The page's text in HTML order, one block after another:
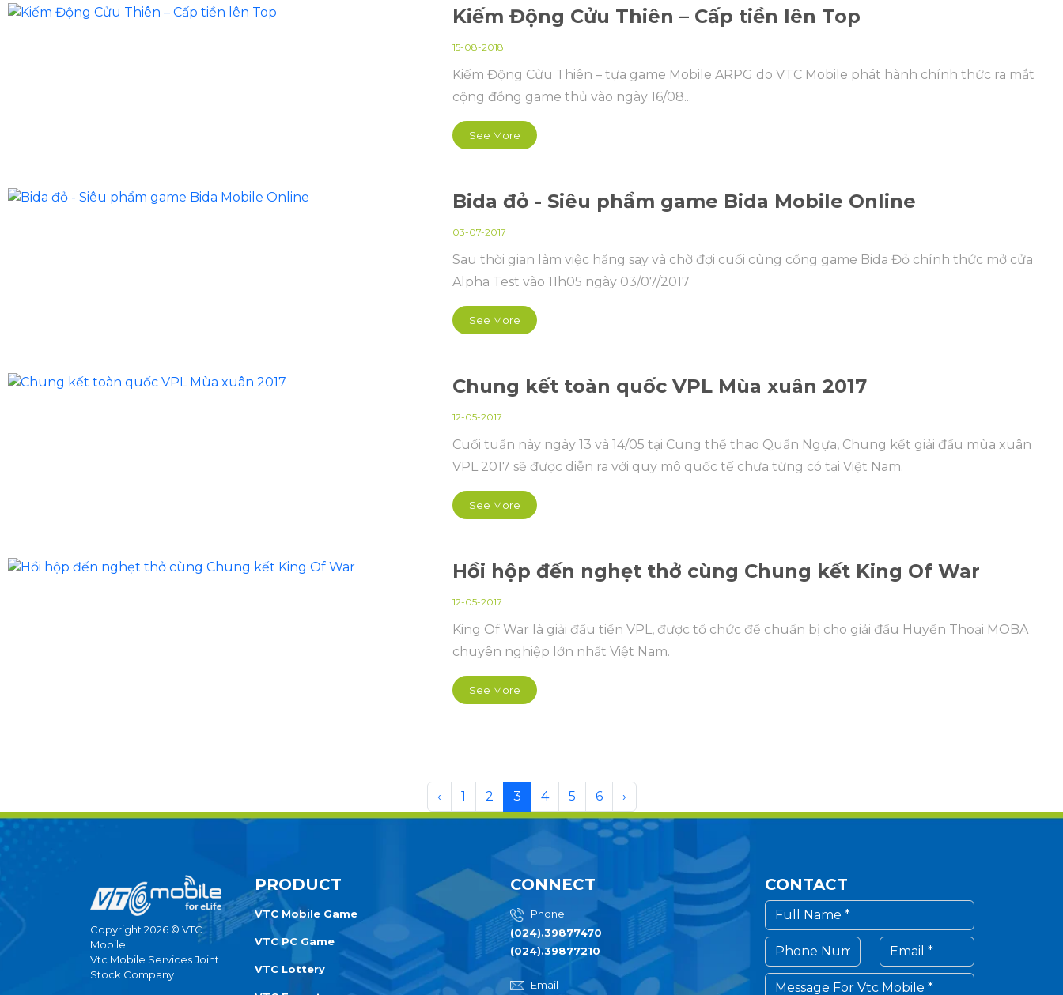
Kiếm Động Cửu Thiên – Cấp tiền lên Top
15-08-2018
Kiếm Động Cửu Thiên – tựa game Mobile ARPG do VTC Mobile phát hành chính thức ra mắt
cộng đồng game thủ vào ngày 16/08...
See More
Bida đỏ - Siêu phẩm game Bida Mobile Online
03-07-2017
Sau thời gian làm việc hăng say và chờ đợi cuối cùng cổng game Bida Đỏ chính thức mở cửa
Alpha Test vào 11h05 ngày 03/07/2017
See More
Chung kết toàn quốc VPL Mùa xuân 2017
12-05-2017
Cuối tuần này ngày 13 và 14/05 tại Cung thể thao Quần Ngựa, Chung kết giải đấu mùa xuân
VPL 2017 sẽ được diễn ra với quy mô quốc tế chưa từng có tại Việt Nam.
See More
Hồi hộp đến nghẹt thở cùng Chung kết King Of War
12-05-2017
King Of War là giải đấu tiền VPL, được tổ chức để chuẩn bị cho giải đấu Huyền Thoại MOBA
chuyên nghiệp lớn nhất Việt Nam.
See More
‹ 1 2 3 4 5 6 ›
Copyright 2026 © VTC
Mobile.
Vtc Mobile Services Joint
Stock Company
PRODUCT
VTC Mobile Game
VTC PC Game
VTC Lottery
CONNECT
Phone
(024).39877470
(024).39877210
Email
CONTACT